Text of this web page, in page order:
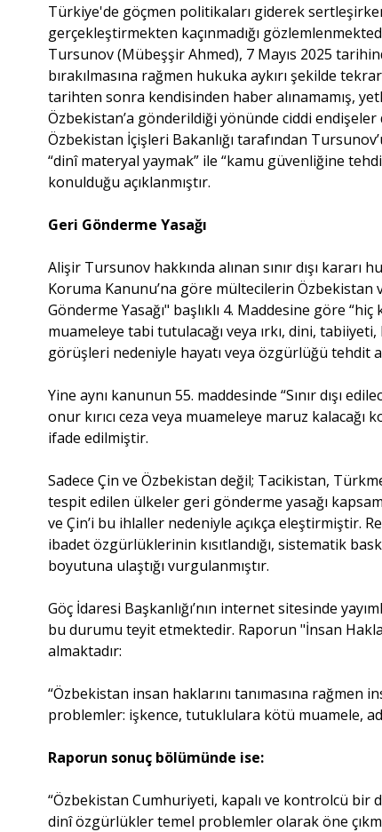
Türkiye'de göçmen politikaları giderek
gerçekleştirmekten kaçınmadığı
Tursunov (Mübeşşir Ahmed), 7 Mayıs 2025
bırakılmasına rağmen hukuka aykırı şekilde
tarihten sonra kendisinden haber alınamamış,
Özbekistan’a gönderildiği yönünde ciddi
Özbekistan İçişleri Bakanlığı tarafından
“dinî materyal yaymak” ile “kamu güvenliğine
konulduğu açıklanmıştır.
Geri Gönderme Yasağı
Alişir Tursunov hakkında alınan sınır dışı kararı
Koruma Kanunu’na göre mültecilerin
Gönderme Yasağı" başlıklı 4. Maddesine göre “hiç
muameleye tabi tutulacağı veya ırkı, dini,
görüşleri nedeniyle hayatı veya özgürlüğü tehdit
Yine aynı kanunun 55. maddesinde “Sınır dışı
onur kırıcı ceza veya muameleye maruz kalacağı
ifade edilmiştir.
Sadece Çin ve Özbekistan değil; Tacikistan,
tespit edilen ülkeler geri gönderme yasağı
ve Çin’i bu ihlaller nedeniyle açıkça eleştirmiştir.
ibadet özgürlüklerinin kısıtlandığı, sistematik
boyutuna ulaştığı vurgulanmıştır.
Göç İdaresi Başkanlığı’nın internet sitesinde
bu durumu teyit etmektedir. Raporun "İnsan
almaktadır:
“Özbekistan insan haklarını tanımasına
problemler: işkence, tutuklulara kötü muamele,
Raporun sonuç bölümünde ise:
“Özbekistan Cumhuriyeti, kapalı ve kontrolcü bir
dinî özgürlükler temel problemler olarak öne